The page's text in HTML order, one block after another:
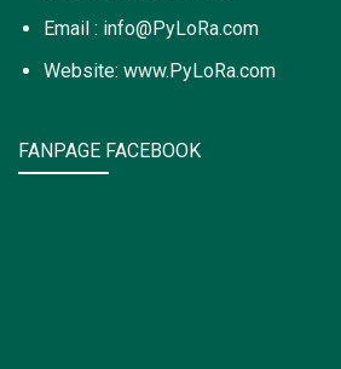
Email : info@PyLoRa.com
Website: www.PyLoRa.com
FANPAGE FACEBOOK